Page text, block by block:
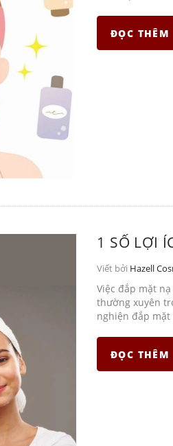
ĐỌC THÊM
1 SỐ LỢI
Viết bởi Hazell
Việc đắp mặt
thường xuyên
nghiện đắp
ĐỌC THÊM